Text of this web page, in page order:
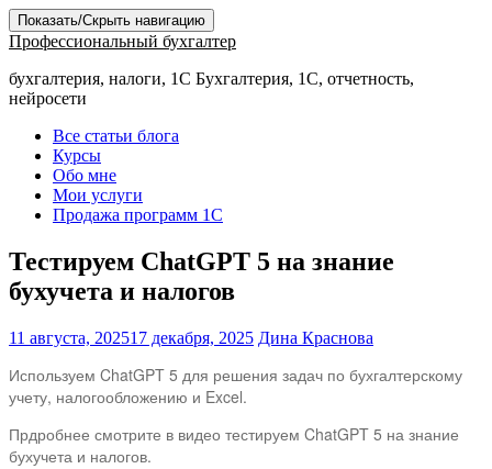
Показать/Скрыть навигацию
Профессиональный бухгалтер
бухгалтерия, налоги, 1С Бухгалтерия, 1С, отчетность,
нейросети
Все статьи блога
Курсы
Обо мне
Мои услуги
Продажа программ 1С
Тестируем ChatGPT 5 на знание
бухучета и налогов
11 августа, 202517 декабря, 2025 Дина Краснова
Используем ChatGPT 5 для решения задач по бухгалтерскому
учету, налогообложению и Excel.
Прдробнее смотрите в видео тестируем ChatGPT 5 на знание
бухучета и налогов.